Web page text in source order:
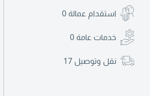
استقدام عمالة 0
خدمات عامة 0
نقل وتوصيل 17